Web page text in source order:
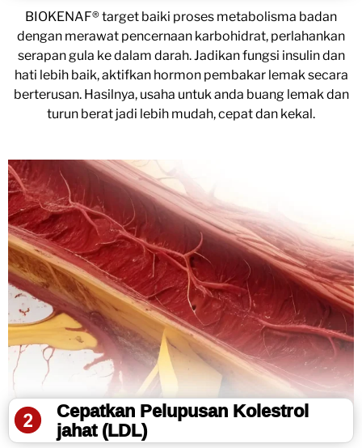
BIOKENAF® target baiki proses metabolisma badan
dengan merawat pencernaan karbohidrat, perlahankan
serapan gula ke dalam darah. Jadikan fungsi insulin dan
hati lebih baik, aktifkan hormon pembakar lemak secara
berterusan. Hasilnya, usaha untuk anda buang lemak dan
turun berat jadi lebih mudah, cepat dan kekal.
Cepatkan Pelupusan Kolestrol
jahat (LDL)